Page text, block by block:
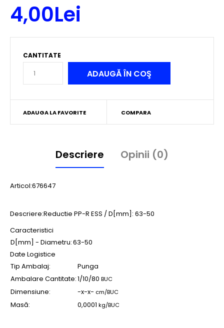
4,00Lei
CANTITATE
ADAUGA LA FAVORITE COMPARA
Descriere Opinii (0)
Articol:676647
Descriere:Reductie PP-R ESS / D[mm]: 63-50
Caracteristici
D[mm] - Diametru:63-50
Date Logistice
Tip Ambalaj:
Punga
Ambalare Cantitate:1/10/80 BUC
Dimensiune: -x-x- cm/BUC
Masă: 0,0001 kg/BUC